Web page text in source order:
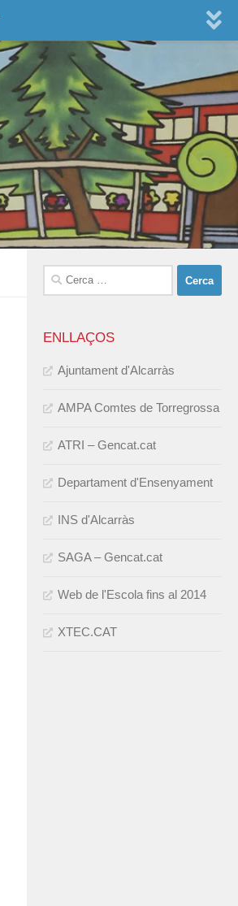
Cerca:
ENLLAÇOS
Ajuntament d'Alcarràs
AMPA Comtes de Torregrossa
ATRI – Gencat.cat
Departament d'Ensenyament
INS d'Alcarràs
SAGA – Gencat.cat
Web de l'Escola fins al 2014
XTEC.CAT